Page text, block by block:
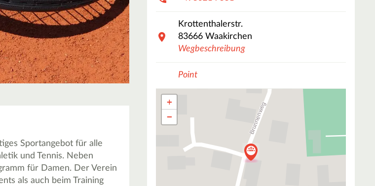
Sportangebot für alle
und Tennis. Neben
für Damen. Der Verein
als auch beim Training
Krottenthalerstr.
83666 Waakirchen
Wegbeschreibung
Point
+
−